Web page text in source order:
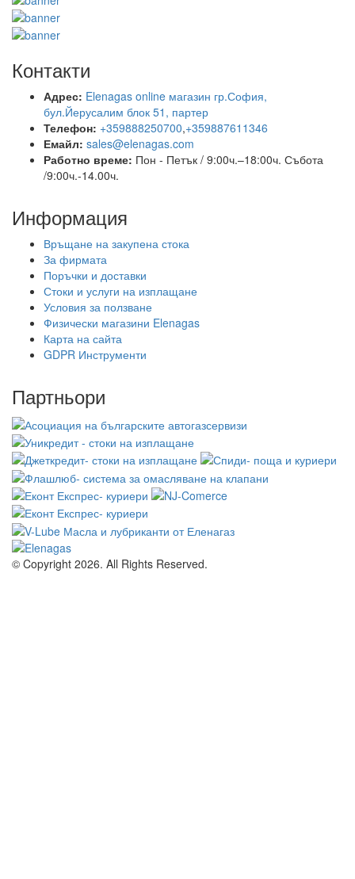
Контакти
Адрес: Elenagas online магазин гр.София,
бул.Йерусалим блок 51, партер
Телефон: +359888250700,+359887611346
Емайл: sales@elenagas.com
Работно време: Пон - Петък / 9:00ч.–18:00ч. Събота
/9:00ч.-14.00ч.
Информация
Връщане на закупена стока
За фирмата
Поръчки и доставки
Стоки и услуги на изплащане
Условия за ползване
Физически магазини Elenagas
Карта на сайта
GDPR Инструменти
Партньори
© Copyright 2026. All Rights Reserved.